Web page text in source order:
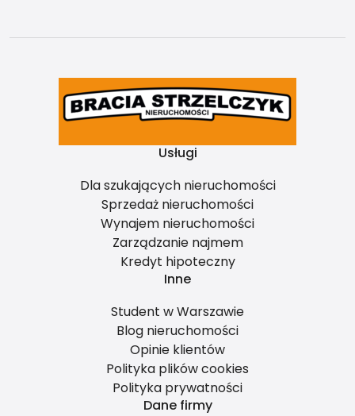
Usługi
Dla szukających nieruchomości
Sprzedaż nieruchomości
Wynajem nieruchomości
Zarządzanie najmem
Kredyt hipoteczny
Inne
Student w Warszawie
Blog nieruchomości
Opinie klientów
Polityka plików cookies
Polityka prywatności
Dane firmy